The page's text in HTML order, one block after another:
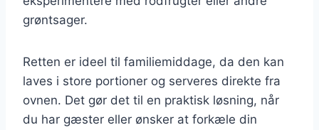
grøntsager.
Retten er ideel til familiemiddage, da den kan
laves i store portioner og serveres direkte fra
ovnen. Det gør det til en praktisk løsning, når
du har gæster eller ønsker at forkæle din